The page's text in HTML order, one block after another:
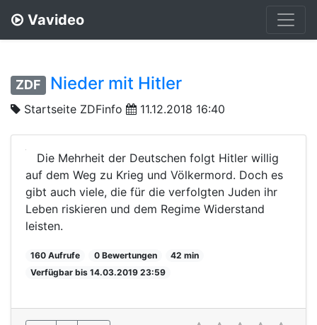
Vavideo
ZDF Nieder mit Hitler
Startseite ZDFinfo 11.12.2018 16:40
Die Mehrheit der Deutschen folgt Hitler willig
auf dem Weg zu Krieg und Völkermord. Doch es
gibt auch viele, die für die verfolgten Juden ihr
Leben riskieren und dem Regime Widerstand
leisten.
160 Aufrufe 0 Bewertungen
42 min
Verfügbar bis 14.03.2019 23:59